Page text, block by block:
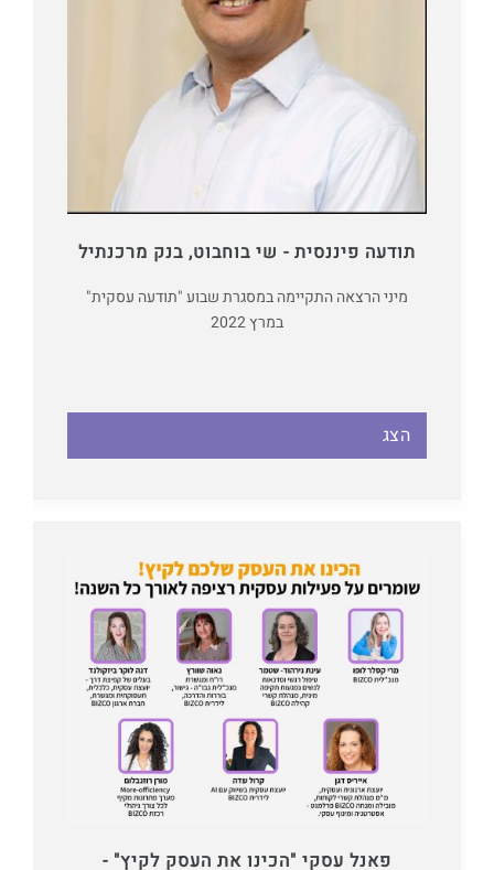
תודעה פיננסית - שי בוחבוט, בנק מרכנתיל
מיני הרצאה התקיימה במסגרת שבוע "תודעה עסקית"
במרץ 2022
הצג
פאנל עסקי "הכינו את העסק לקיץ" -